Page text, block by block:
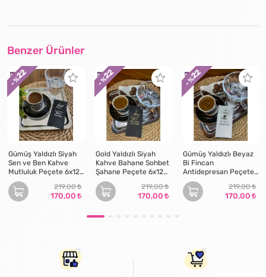
Benzer Ürünler
Gümüş Yaldızlı Siyah
Sen ve Ben Kahve
Mutluluk Peçete 6x12
cm
219,00
170,00
- %
22
Gold Yaldızlı Siyah
Kahve Bahane Sohbet
Şahane Peçete 6x12
cm
219,00
170,00
- %
22
Gümüş Yaldızlı Beyaz
Bi Fincan
Antidepresan Peçete
6x12 cm
219,00
170,00
- %
22